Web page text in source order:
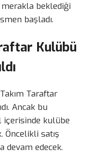
beklediği
başladı.
Kulübü
Taraftar
Ancak bu
içerisinde kulübe
Öncelikli satış
devam edecek.